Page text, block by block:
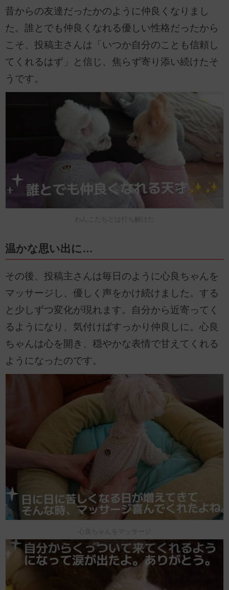
昔からの友達だったかのように仲良くなりまし
た。誰とでも仲良くなれる優しい性格だったから
こそ、投稿主さんは「いつか自分のことも信頼し
てくれるはず」と信じ、焦らず寄り添い続けたそ
うです。
わんこたちとは打ち解けた
温かな思い出に…
その後、投稿主さんは毎日のように心良ちゃんを
マッサージし、優しく声をかけ続けました。する
と少しずつ変化が現れます。自分から近寄ってく
るようになり、気付けばすっかり仲良しに。心良
ちゃんは心を開き、穏やかな表情で甘えてくれる
ようになったのです。
心良ちゃんをマッサージ